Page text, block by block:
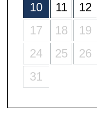
10
11 12
17
18 19
24
25 26
31